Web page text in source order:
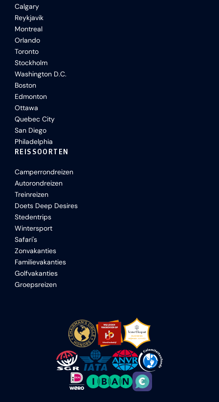
Calgary
Reykjavik
Montreal
Orlando
Toronto
Stockholm
Washington D.C.
Boston
Edmonton
Ottawa
Quebec City
San Diego
Philadelphia
REISSOORTEN
Camperrondreizen
Autorondreizen
Treinreizen
Doets Deep Desires
Stedentrips
Wintersport
Safari's
Zonvakanties
Familievakanties
Golfvakanties
Groepsreizen